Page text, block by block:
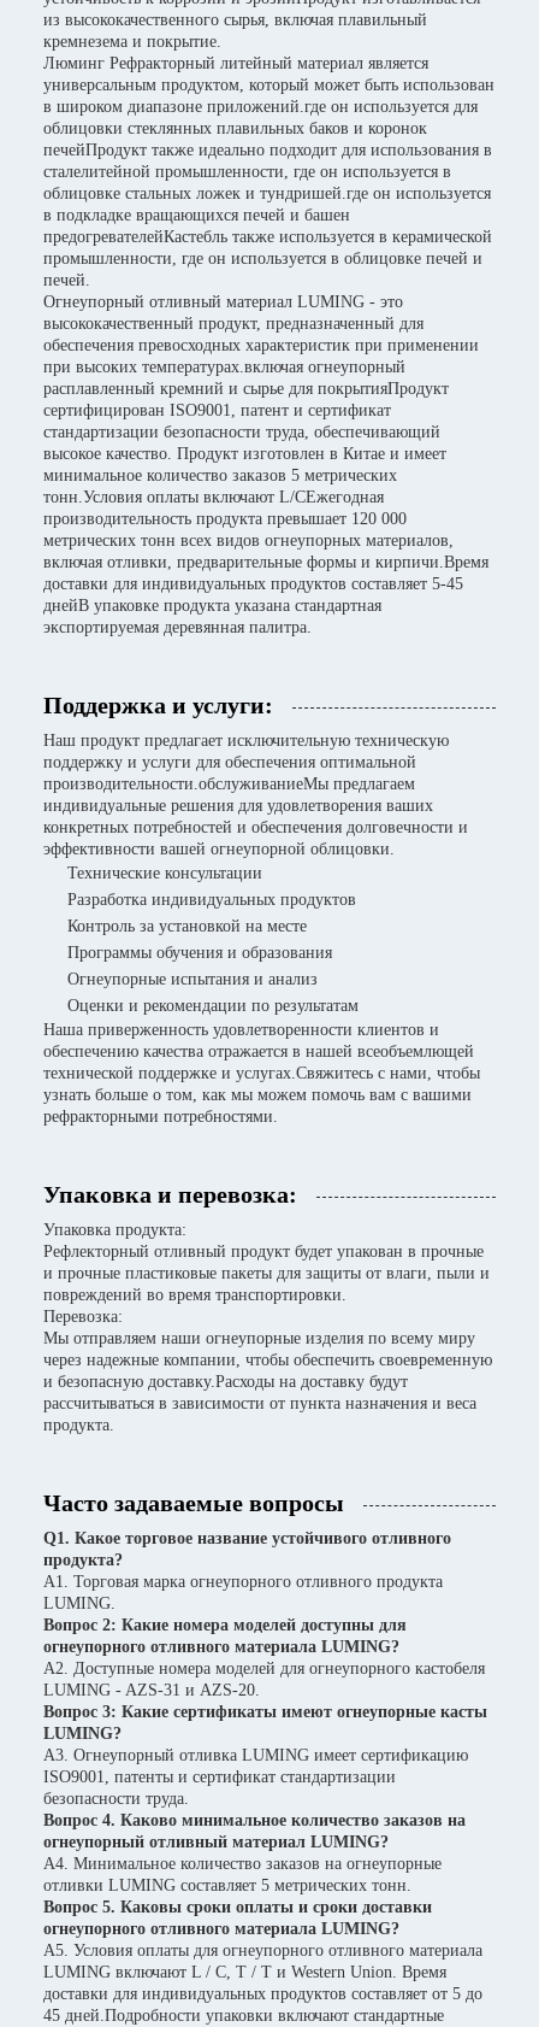
из высококачественного сырья, включая плавильный
кремнезема и покрытие.
Люминг Рефракторный литейный материал является
универсальным продуктом, который может быть использован
в широком диапазоне приложений.где он используется для
облицовки стеклянных плавильных баков и коронок
печейПродукт также идеально подходит для использования в
сталелитейной промышленности, где он используется в
облицовке стальных ложек и тундришей.где он используется
в подкладке вращающихся печей и башен
предогревателейКастебль также используется в керамической
промышленности, где он используется в облицовке печей и
печей.
Огнеупорный отливный материал LUMING - это
высококачественный продукт, предназначенный для
обеспечения превосходных характеристик при применении
при высоких температурах.включая огнеупорный
расплавленный кремний и сырье для покрытияПродукт
сертифицирован ISO9001, патент и сертификат
стандартизации безопасности труда, обеспечивающий
высокое качество. Продукт изготовлен в Китае и имеет
минимальное количество заказов 5 метрических
тонн.Условия оплаты включают L/CЕжегодная
производительность продукта превышает 120 000
метрических тонн всех видов огнеупорных материалов,
включая отливки, предварительные формы и кирпичи.Время
доставки для индивидуальных продуктов составляет 5-45
днейВ упаковке продукта указана стандартная
экспортируемая деревянная палитра.
Поддержка и услуги:
Наш продукт предлагает исключительную техническую
поддержку и услуги для обеспечения оптимальной
производительности.обслуживаниеМы предлагаем
индивидуальные решения для удовлетворения ваших
конкретных потребностей и обеспечения долговечности и
эффективности вашей огнеупорной облицовки.
Технические консультации
Разработка индивидуальных продуктов
Контроль за установкой на месте
Программы обучения и образования
Огнеупорные испытания и анализ
Оценки и рекомендации по результатам
Наша приверженность удовлетворенности клиентов и
обеспечению качества отражается в нашей всеобъемлющей
технической поддержке и услугах.Свяжитесь с нами, чтобы
узнать больше о том, как мы можем помочь вам с вашими
рефракторными потребностями.
Упаковка и перевозка:
Упаковка продукта:
Рефлекторный отливный продукт будет упакован в прочные
и прочные пластиковые пакеты для защиты от влаги, пыли и
повреждений во время транспортировки.
Перевозка:
Мы отправляем наши огнеупорные изделия по всему миру
через надежные компании, чтобы обеспечить своевременную
и безопасную доставку.Расходы на доставку будут
рассчитываться в зависимости от пункта назначения и веса
продукта.
Часто задаваемые вопросы
Q1. Какое торговое название устойчивого отливного
продукта?
A1. Торговая марка огнеупорного отливного продукта
LUMING.
Вопрос 2: Какие номера моделей доступны для
огнеупорного отливного материала LUMING?
A2. Доступные номера моделей для огнеупорного кастобеля
LUMING - AZS-31 и AZS-20.
Вопрос 3: Какие сертификаты имеют огнеупорные касты
LUMING?
A3. Огнеупорный отливка LUMING имеет сертификацию
ISO9001, патенты и сертификат стандартизации
безопасности труда.
Вопрос 4. Каково минимальное количество заказов на
огнеупорный отливный материал LUMING?
A4. Минимальное количество заказов на огнеупорные
отливки LUMING составляет 5 метрических тонн.
Вопрос 5. Каковы сроки оплаты и сроки доставки
огнеупорного отливного материала LUMING?
A5. Условия оплаты для огнеупорного отливного материала
LUMING включают L / C, T / T и Western Union. Время
доставки для индивидуальных продуктов составляет от 5 до
45 дней.Подробности упаковки включают стандартные